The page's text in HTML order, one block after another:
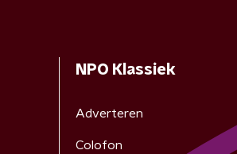
NPO Klassiek
Adverteren
Colofon